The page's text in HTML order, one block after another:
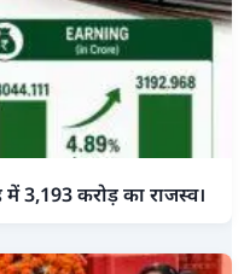
में 3,193 करोड़ का राजस्व।